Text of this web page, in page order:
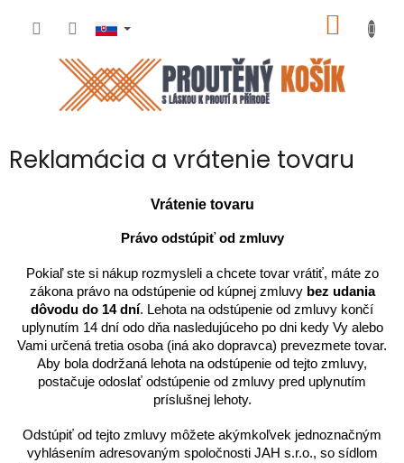
KOŠÍK
Reklamácia a vrátenie tovaru
Vrátenie tovaru
Právo odstúpiť od zmluvy
Pokiaľ ste si nákup rozmysleli a chcete tovar vrátiť, máte zo
zákona právo na odstúpenie od kúpnej zmluvy bez udania
dôvodu do 14 dní. Lehota na odstúpenie od zmluvy končí
uplynutím 14 dní odo dňa nasledujúceho po dni kedy Vy alebo
Vami určená tretia osoba (iná ako dopravca) prevezmete tovar.
Aby bola dodržaná lehota na odstúpenie od tejto zmluvy,
postačuje odoslať odstúpenie od zmluvy pred uplynutím
príslušnej lehoty.
Odstúpiť od tejto zmluvy môžete akýmkoľvek jednoznačným
vyhlásením adresovaným spoločnosti JAH s.r.o., so sídlom